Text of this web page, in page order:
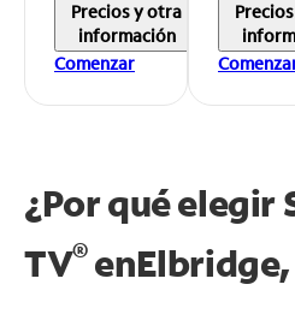
Precios y otra
información
Comenzar
¿Por qué elegir
TV®enElbridge,